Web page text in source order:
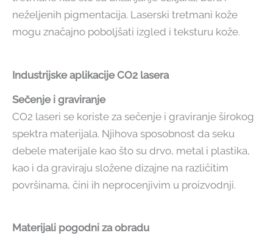
neželjenih pigmentacija. Laserski tretmani kože
mogu značajno poboljšati izgled i teksturu kože.
Industrijske aplikacije CO2 lasera
Sečenje i graviranje
CO2 laseri se koriste za sečenje i graviranje širokog
spektra materijala. Njihova sposobnost da seku
debele materijale kao što su drvo, metal i plastika,
kao i da graviraju složene dizajne na različitim
površinama, čini ih neprocenjivim u proizvodnji.
Materijali pogodni za obradu